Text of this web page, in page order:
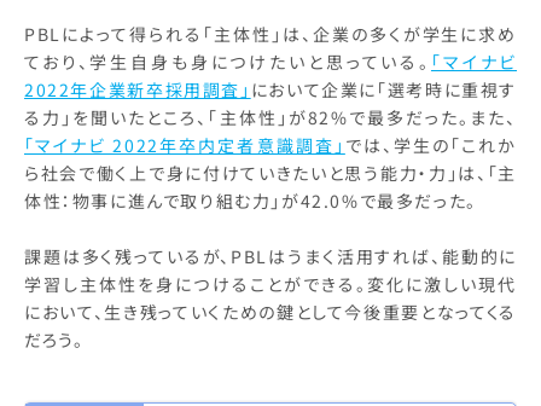
PBLによって得られる「主体性」は、企業の多くが学生に求め
ており、学生自身も身につけたいと思っている。 「マイナビ
2022年企業新卒採用調査」 において企業に「選考時に重視す
る力」を聞いたところ、「主体性」が82%で最多だった。また、
「マイナビ 2022年卒内定者意識調査」 では、学生の「これか
ら社会で働く上で身に付けていきたいと思う能力・力」は、「主
体性：物事に進んで取り組む力」が42.0%で最多だった。
課題は多く残っているが、PBLはうまく活用すれば、能動的に
学習し主体性を身につけることができる。変化に激しい現代
において、生き残っていくための鍵として今後重要となってくる
だろう。